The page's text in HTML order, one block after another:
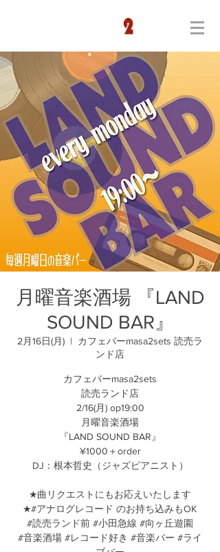
月曜音楽酒場 『LAND
SOUND BAR』
2月16日(月)
  |
カフェバーmasa2sets 読売ラ
ンド店
カフェバーmasa2sets
読売ランド店
2/16(月) op19:00
月曜音楽酒場
『LAND SOUND BAR』
¥1000＋order
DJ：根本哲史（ジャズピアニスト）
★曲リクエストにもお応えいたします
★#アナログレコード のお持ち込みもOK
#読売ランド前 #小田急線 #向ヶ丘遊園
#音楽酒場 #レコード好き #音楽バー #ライ